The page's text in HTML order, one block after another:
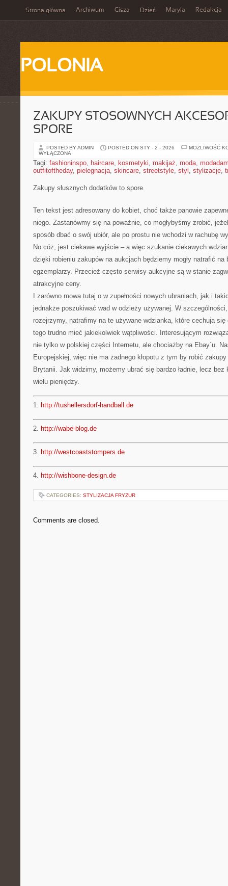
Strona główna Archiwum Cisza Dzień Maryla Redakcja
POLONIA
ZAKUPY STOSOWNYCH
SPORE
POSTED BY ADMIN POSTED ON STY - 2 - 2026
MOŻLIWOŚĆ
WYŁĄCZONA
Tagi: fashioninspo, haircare, kosmetyki, makijaż, moda,
outfitoftheday, pielegnacja, skincare, streetstyle, styl , stylizacje,
Zakupy słusznych dodatków to spore
Ten tekst jest adresowany do kobiet, choć także panowie
niego. Zastanówmy się na poważnie, co mogłybyśmy zrobić,
sposób dbać o swój ubiór, ale po prostu nie wchodzi w rachubę
No cóż, jest ciekawe wyjście – a więc szukanie ciekawych
dzięki robieniu zakupów na aukcjach będziemy mogły natrafić
egzemplarzy. Przecież często serwisy aukcyjne są w stanie
atrakcyjne ceny.
I zarówno mowa tutaj o w zupełności nowych ubraniach, jak i
jednakże poszukiwać wad w odzieży używanej. W
rozejrzymy, natrafimy na te używane wdzianka, które cechują się
tego trudno mieć jakiekolwiek wątpliwości. Interesującym
nie tylko w polskiej części Internetu, ale chociażby na Ebay`u.
Europejskiej, więc nie ma żadnego kłopotu z tym by robić
Brytanii. Jak widzimy, możemy ubrać się bardzo ładnie, lecz bez
wielu pieniędzy.
1. http://tushellersdorf-handball.de
2. http://wabe-blog.de
3. http://westcoaststompers.de
4. http://wishbone-design.de
CATEGORIES: STYLIZACJA FRYZUR
Comments are closed.